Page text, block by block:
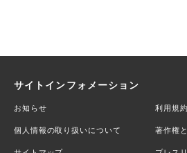
サイトインフォメーション
お知らせ 利用規約
個人情報の取り扱いについて 著作権